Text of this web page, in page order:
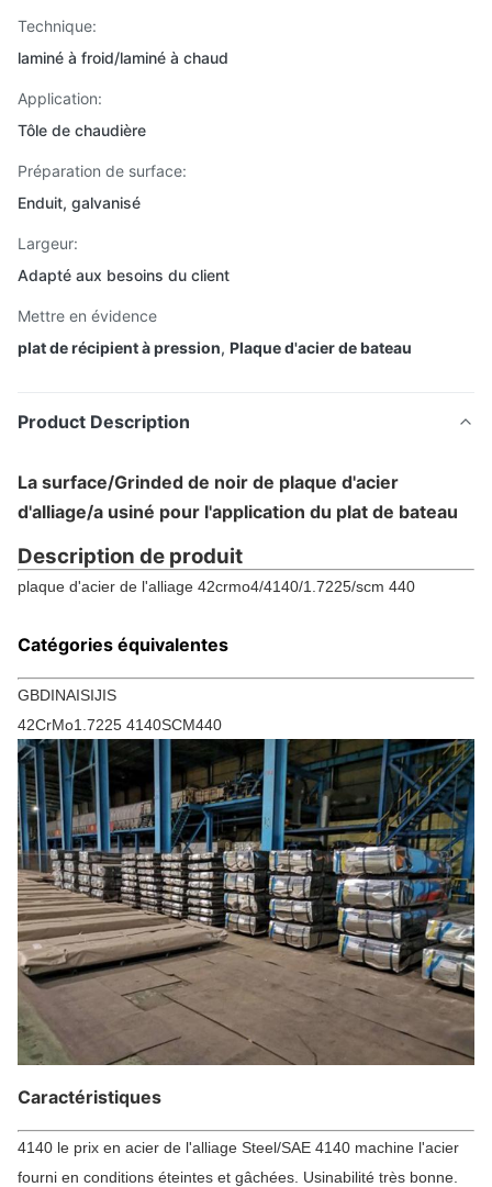
Technique:
laminé à froid/laminé à chaud
Application:
Tôle de chaudière
Préparation de surface:
Enduit, galvanisé
Largeur:
Adapté aux besoins du client
Mettre en évidence
plat de récipient à pression, Plaque d'acier de bateau
Product Description
La surface/Grinded de noir de plaque d'acier
d'alliage/a usiné pour l'application du plat de bateau
Description de produit
plaque d'acier de l'alliage 42crmo4/4140/1.7225/scm 440
Catégories équivalentes
GBDINAISIJIS
42CrMo1.7225 4140SCM440
Caractéristiques
4140 le prix en acier de l'alliage Steel/SAE 4140 machine l'acier
fourni en conditions éteintes et gâchées. Usinabilité très bonne.